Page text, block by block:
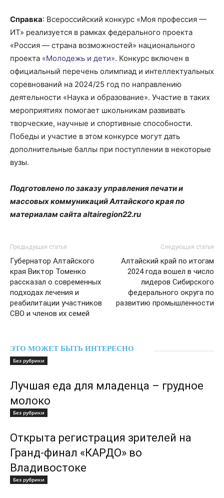
Справка: Всероссийский конкурс «Моя профессия —
ИТ» реализуется в рамках федерального проекта
«Россия — страна возможностей» национального
проекта «Молодежь и дети». Конкурс включен в
официальный перечень олимпиад и интеллектуальных
соревнований на 2024/25 год по направлению
деятельности «Наука и образование». Участие в таких
мероприятиях помогает школьникам развивать
творческие, научные и спортивные способности.
Победы и участие в этом конкурсе могут дать
дополнительные баллы при поступлении в некоторые
вузы.
Подготовлено по заказу управления печати и
массовых коммуникаций Алтайского края по
материалам сайта altairegion22.ru
Предыдущая статья
Губернатор Алтайского
края Виктор Томенко
рассказал о современных
подходах лечения и
реабилитации участников
СВО и членов их семей
Следующая статья
Алтайский край по итогам
2024 года вошел в число
лидеров Сибирского
федерального округа по
развитию промышленности
ЭТО МОЖЕТ БЫТЬ ИНТЕРЕСНО
Без рубрики
Лучшая еда для младенца – грудное
молоко
Без рубрики
Открыта регистрация зрителей на
Гранд-финал «КАРДО» во
Владивостоке
Без рубрики